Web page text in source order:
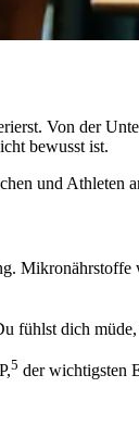
Von der
bewusst ist.
und Athleten
Mikronährstoffe
fühlst dich
5 der wichtigsten